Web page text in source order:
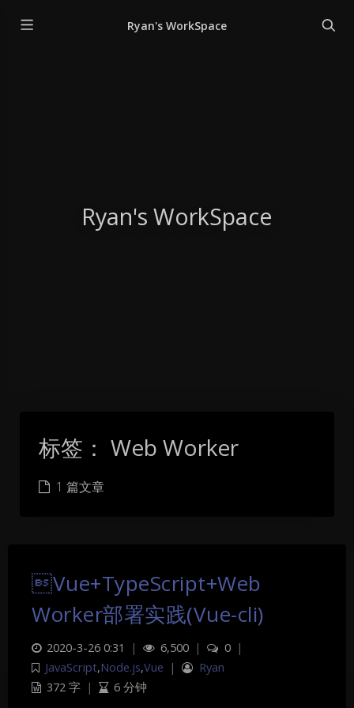
Ryan's WorkSpace
Ryan's WorkSpace
标签： Web Worker
1 篇文章
Vue+TypeScript+Web
Worker部署实践(Vue-cli)
2020-3-26 0:31 | 6,500 | 0 |
JavaScript,Node.js,Vue |
Ryan
372 字 | 6 分钟